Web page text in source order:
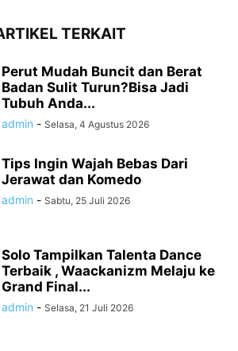
TERKAIT
Perut Mudah Buncit dan Berat
Badan Sulit Turun?Bisa Jadi
Tubuh Anda...
admin - Selasa, 4 Agustus 2026
Tips Ingin Wajah Bebas Dari
Jerawat dan Komedo
admin - Sabtu, 25 Juli 2026
Solo Tampilkan Talenta Dance
Terbaik , Waackanizm Melaju ke
Grand Final...
admin - Selasa, 21 Juli 2026